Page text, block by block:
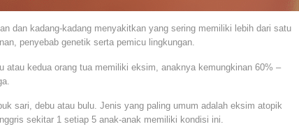
dan kadang-kadang menyakitkan yang sering memiliki lebih dari satu
penyebab genetik serta pemicu lingkungan.
atau kedua orang tua memiliki eksim, anaknya kemungkinan 60% –
sari, debu atau bulu. Jenis yang paling umum adalah eksim atopik
sekitar 1 setiap 5 anak-anak memiliki kondisi ini.